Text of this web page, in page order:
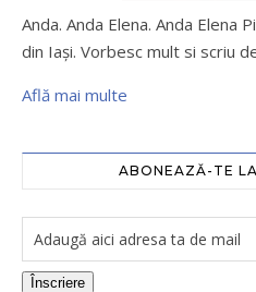
Anda. Anda Elena. Anda Elena
din Iaşi. Vorbesc mult si scriu
Află mai multe
ABONEAZĂ-TE
Înscriere